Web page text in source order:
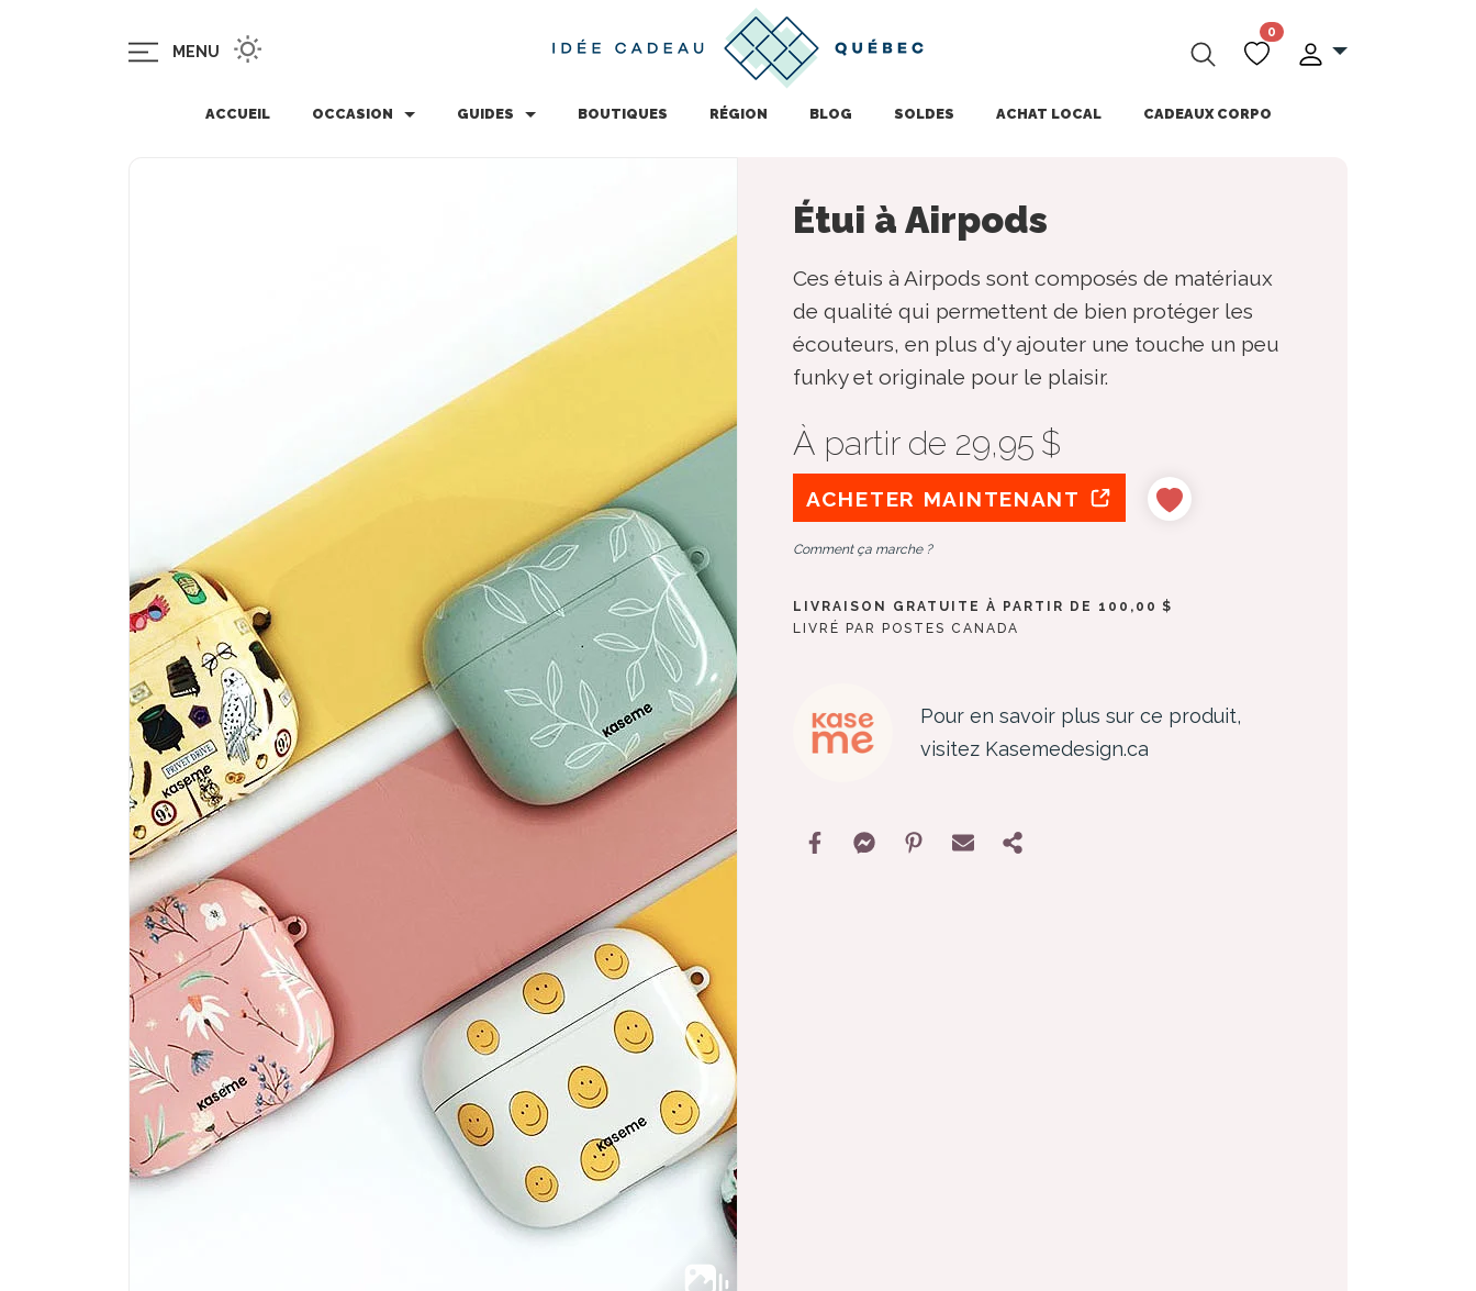
MENU
0
ACCUEIL OCCASION GUIDES BOUTIQUES RÉGION BLOG SOLDES ACHAT LOCAL CADEAUX CORPO
Étui à Airpods
Ces étuis à Airpods sont composés de matériaux
de qualité qui permettent de bien protéger les
écouteurs, en plus d'y ajouter une touche un peu
funky et originale pour le plaisir.
À partir de 29,95 $
ACHETER MAINTENANT
Comment ça marche ?
LIVRAISON GRATUITE À PARTIR DE 100,00 $
LIVRÉ PAR POSTES CANADA
Pour en savoir plus sur ce produit,
visitez Kasemedesign.ca